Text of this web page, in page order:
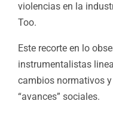
violencias en la
Too.
Este recorte en lo
instrumentalistas
cambios normativos
“avances” sociales.